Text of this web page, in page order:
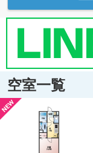
空室一覧